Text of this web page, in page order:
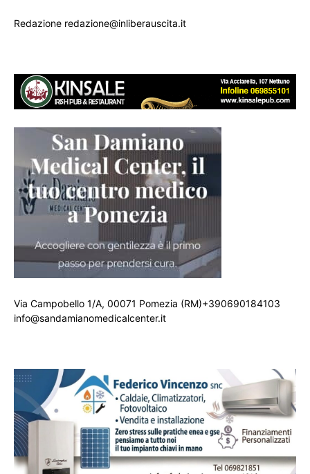
Redazione redazione@inliberauscita.it
Via Campobello 1/A, 00071 Pomezia (RM)+390690184103
info@sandamianomedicalcenter.it